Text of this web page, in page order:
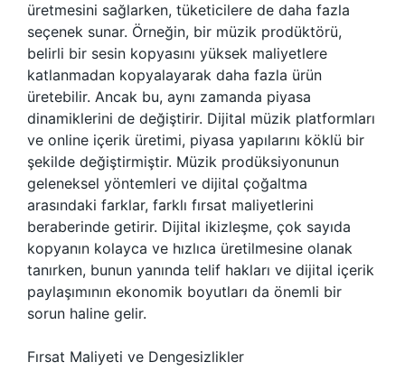
üretmesini sağlarken, tüketicilere de daha fazla
seçenek sunar. Örneğin, bir müzik prodüktörü,
belirli bir sesin kopyasını yüksek maliyetlere
katlanmadan kopyalayarak daha fazla ürün
üretebilir. Ancak bu, aynı zamanda piyasa
dinamiklerini de değiştirir. Dijital müzik platformları
ve online içerik üretimi, piyasa yapılarını köklü bir
şekilde değiştirmiştir. Müzik prodüksiyonunun
geleneksel yöntemleri ve dijital çoğaltma
arasındaki farklar, farklı fırsat maliyetlerini
beraberinde getirir. Dijital ikizleşme, çok sayıda
kopyanın kolayca ve hızlıca üretilmesine olanak
tanırken, bunun yanında telif hakları ve dijital içerik
paylaşımının ekonomik boyutları da önemli bir
sorun haline gelir.
Fırsat Maliyeti ve Dengesizlikler